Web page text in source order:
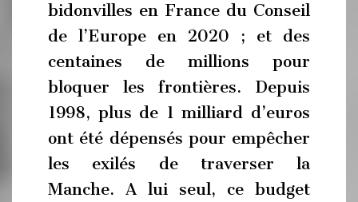
bidonvilles en France du Conseil
de l’Europe en 2020 ; et des
centaines de millions pour
bloquer les frontières. Depuis
1998, plus de 1 milliard d’euros
ont été dépensés pour empêcher
les exilés de traverser la
Manche. A lui seul, ce budget